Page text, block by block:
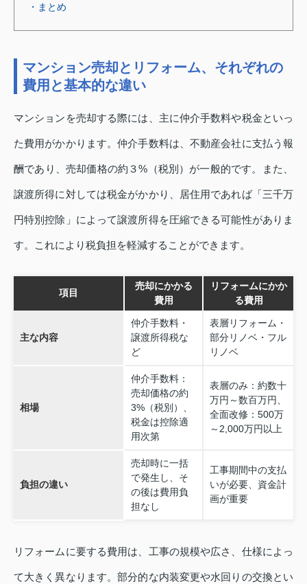
・まとめ
マンション売却とリフォーム、それぞれの
費用と基本的な違い
マンションを売却する際には、主に仲介手数料や税金といっ
た費用がかかります。仲介手数料は、不動産会社に支払う報
酬であり、売却価格の約３%（税別）が一般的です。また、
譲渡所得に対しては税金がかかり、居住用であれば「三千万
円特別控除」によって譲渡所得を圧縮できる可能性がありま
す。これにより税負担を軽減することができます。
項目
売却にかかる
費用
リフォームにかか
る費用
主な内容
仲介手数料・
譲渡所得税な
ど
表層リフォーム・
部分リノベ・フル
リノベ
相場
仲介手数料：
売却価格の約
3%（税別）、
税金は控除適
用次第
表層のみ：約数十
万円～数百万円、
全面改修：500万
～2,000万円以上
負担の違い
売却時に一括
で発生し、そ
の後は費用負
担なし
工事期間中の支払
いが必要、資金計
画が重要
リフォームに要する費用は、工事の規模や広さ、仕様によっ
て大きく異なります。部分的な内装変更や水回りの交換とい